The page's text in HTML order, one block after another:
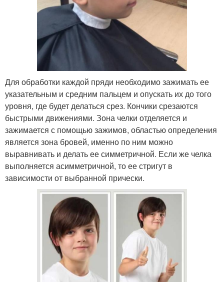
Для обработки каждой пряди необходимо зажимать ее
указательным и средним пальцем и опускать их до того
уровня, где будет делаться срез. Кончики срезаются
быстрыми движениями. Зона челки отделяется и
зажимается с помощью зажимов, областью определения
является зона бровей, именно по ним можно
выравнивать и делать ее симметричной. Если же челка
выполняется асимметричной, то ее стригут в
зависимости от выбранной прически.